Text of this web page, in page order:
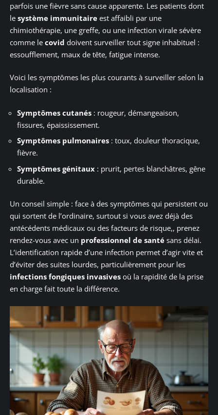
parfois une fièvre sans cause apparente. Les patients dont
le système immunitaire est affaibli par une
chimiothérapie, une greffe, ou une infection virale sévère
comme le covid doivent surveiller tout signe inhabituel :
essoufflement, maux de tête, fatigue intense.
Voici les symptômes les plus courants à surveiller selon la
localisation :
Symptômes cutanés : rougeur, démangeaison,
fissures, épaississement.
Symptômes pulmonaires : toux, douleur thoracique,
fièvre.
Symptômes génitaux : prurit, pertes blanchâtres, gêne
durable.
Un conseil simple : face à des symptômes qui persistent ou
qui sortent de l’ordinaire, surtout si vous avez déjà des
antécédents médicaux ou des facteurs de risque,, prenez
rendez-vous avec un professionnel de santé sans délai.
L’identification rapide d’une infection permet d’agir vite et
d’éviter des suites lourdes, particulièrement pour les
infections fongiques invasives où la rapidité de la prise
en charge fait toute la différence.